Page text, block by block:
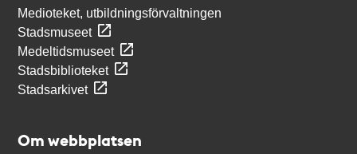
Medioteket, utbildningsförvaltningen
Stadsmuseet
Medeltidsmuseet
Stadsbiblioteket
Stadsarkivet
Om webbplatsen